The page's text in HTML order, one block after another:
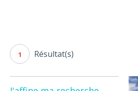
1 Résultat(s)